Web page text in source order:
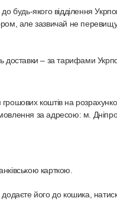
будь-якого відділення
але зазвичай не
доставки – за тарифами
коштів на
за адресою: м.
карткою
його до кошика,